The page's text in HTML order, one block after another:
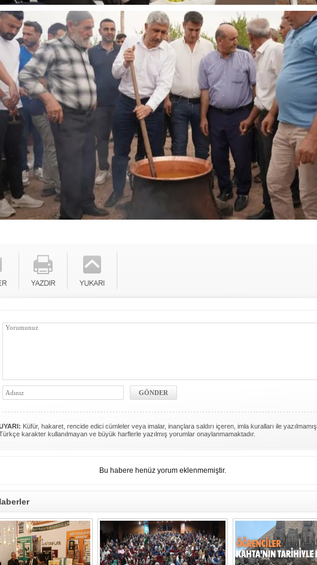
Küfür, hakaret, rencide edici cümleler veya imalar, inançlara saldırı içeren, imla kuralları ile yazılmamış,
karakter kullanılmayan ve büyük harflerle yazılmış yorumlar onaylanmamaktadır.
Bu habere henüz yorum eklenmemiştir.